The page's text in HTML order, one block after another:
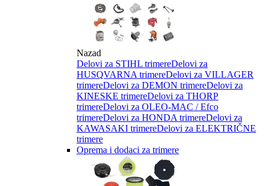
Nazad
Delovi za STIHL trimereDelovi za
HUSQVARNA trimereDelovi za VILLAGER
trimereDelovi za DEMON trimereDelovi za
KINESKE trimereDelovi za THORP
trimereDelovi za OLEO-MAC / Efco
trimereDelovi za HONDA trimereDelovi za
KAWASAKI trimereDelovi za ELEKTRIČNE
trimere
Oprema i dodaci za trimere